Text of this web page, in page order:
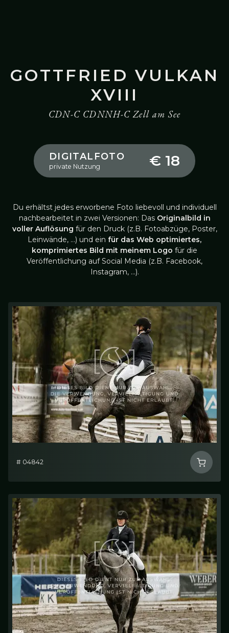
GOTTFRIED VULKAN
XVIII
CDN-C CDNNH-C Zell am See
DIGITALFOTO
private Nutzung € 18
Du erhältst jedes erworbene Foto liebevoll und individuell
nachbearbeitet in zwei Versionen: Das Originalbild in
voller Auflösung für den Druck (z.B. Fotoabzüge, Poster,
Leinwände, …) und ein für das Web optimiertes,
komprimiertes Bild mit meinem Logo für die
Veröffentlichung auf Social Media (z.B. Facebook,
Instagram, …).
# 04842